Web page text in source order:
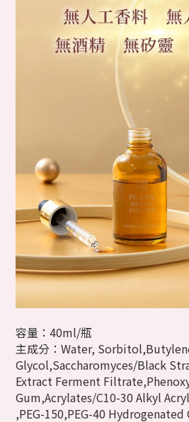
容量：40ml/瓶
主成分：Water,
Glycol,Saccharomyces/Black
Extract Ferment
Gum,Acrylates/C10-30 Alkyl
,PEG-150,PEG-40